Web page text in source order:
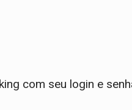
com seu login e